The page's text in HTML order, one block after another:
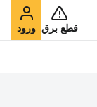
قطع برق ورود